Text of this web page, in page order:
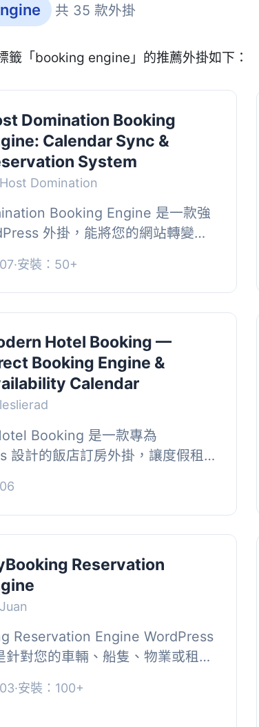
共 35 款外掛
籤「booking engine」的推薦外掛如下：
Domination Booking
Calendar Sync &
System
Domination
Booking Engine 是一款強
外掛，能將您的網站轉變為
等平台的日曆同步，適合各類...
·安裝：50+
Hotel Booking —
Booking Engine &
Calendar
Booking 是一款專為
設計的飯店訂房外掛，讓度假租
直接訂房，無需支付 OTA 手續...
Reservation
Reservation Engine WordPress
針對您的車輛、船隻、物業或租借
務。, 它易於使用且...
·安裝：100+